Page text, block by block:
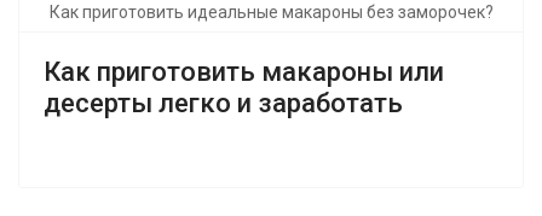
Как приготовить идеальные макароны без заморочек?
Как приготовить макароны или
десерты легко и заработать